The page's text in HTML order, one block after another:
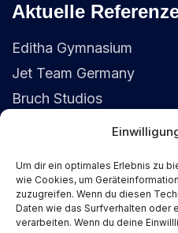
Um dir ein optimales Erlebnis zu
wie Cookies, um
zuzugreifen. Wenn du diesen
Daten wie das Surfverhalten oder
verarbeiten. Wenn du deine
Aktuelle
Editha Gymnasium
Jet Team Germany
Bruch Studios
(+49) 155 6352
service@fiedler-